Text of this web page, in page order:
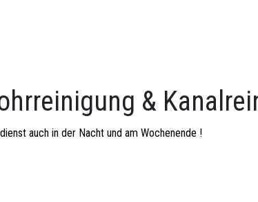
&
auch in der Nacht und am Wochenende !